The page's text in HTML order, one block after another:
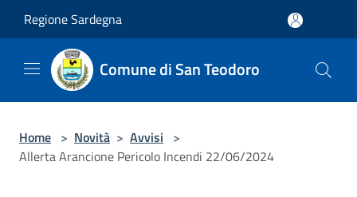
Regione Sardegna
Comune di San Teodoro
Home > Novità > Avvisi >
Allerta Arancione Pericolo Incendi 22/06/2024